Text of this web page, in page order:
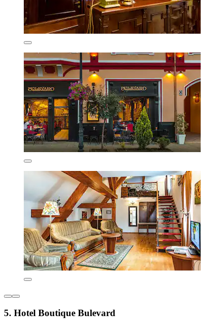
5. Hotel Boutique Bulevard